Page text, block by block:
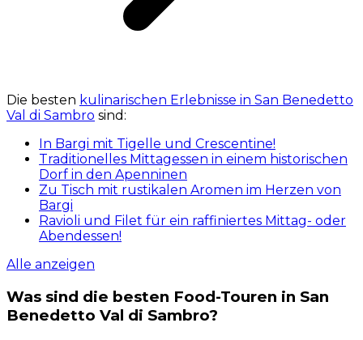
Die besten kulinarischen Erlebnisse in San Benedetto
Val di Sambro sind:
In Bargi mit Tigelle und Crescentine!
Traditionelles Mittagessen in einem historischen
Dorf in den Apenninen
Zu Tisch mit rustikalen Aromen im Herzen von
Bargi
Ravioli und Filet für ein raffiniertes Mittag- oder
Abendessen!
Alle anzeigen
Was sind die besten Food-Touren in San
Benedetto Val di Sambro?